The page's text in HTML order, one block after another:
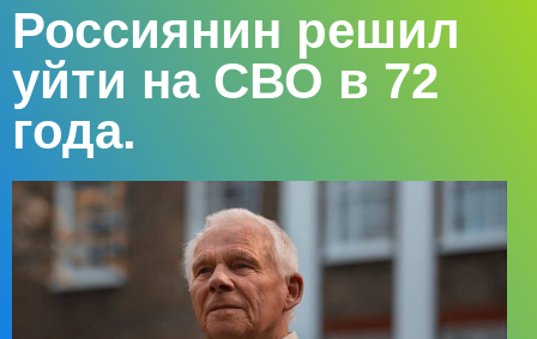
Россиянин решил
уйти на СВО в 72
года.